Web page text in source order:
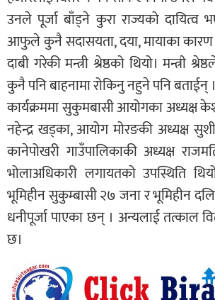
उनले पूर्जा बाँड्ने कुरा राज्यको दायित्व
आफुले कुनै सदासयता, दया, मायाका कारण
दाबी गरेकी मन्त्री श्रेष्ठको थियो। मन्त्री
कुनै पनि बाहनामा रोकिनु नहुने पनि बताईन् ।
कार्यक्रममा सुकुमबासी आयोगका अध्यक्ष
नहेन्द्र खड्का, आयोग मोरङकी अध्यक्ष
कानेपोखरी गाउँपालिकाकी अध्यक्ष
भोलाअधिकारी लगायतको उपस्थिति
भूमिहीन सुकुम्बासी २७ जना र भूमिहीन
धनीपूर्जा पाएका छन् । अन्यलाई तत्काल
छ।